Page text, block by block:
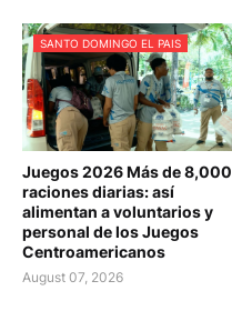
SANTO DOMINGO EL PAIS
Juegos 2026 Más de 8,000
raciones diarias: así
alimentan a voluntarios y
personal de los Juegos
Centroamericanos
August 07, 2026